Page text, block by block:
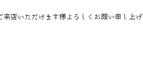
店いただけます様よろしくお願い申し上げ